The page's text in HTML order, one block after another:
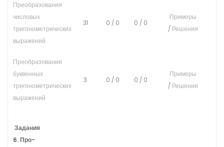
Преобразования
числовых
тригонометрических
выражений
31 0 / 0 0 / 0
Примеры
/ Решения
Преобразования
буквенных
тригонометрических
выражений
3 0 / 0 0 / 0
Примеры
/ Решения
Задания
6. Про­